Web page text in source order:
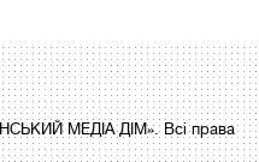
МЕДІА ДІМ». Всі права